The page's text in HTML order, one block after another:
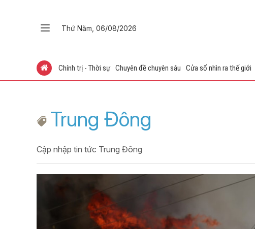
Thứ Năm, 06/08/2026
Chính trị - Thời sự Chuyên đề chuyên sâu Cửa sổ nhìn ra thế giới
Trung Đông
Cập nhập tin tức Trung Đông